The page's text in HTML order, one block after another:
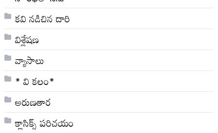
కవి నడిచిన దారి
విశ్లేషణ
వ్యాసాలు
* వి క‌లం*
అరుణతార
క్లాసిక్స్ ప‌రిచ‌యం